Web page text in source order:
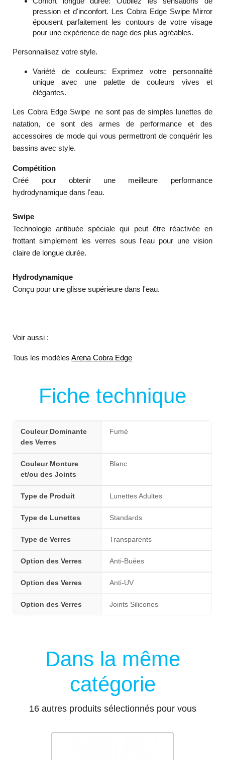
pression et d'inconfort. Les Cobra Edge Swipe Mirror
épousent parfaitement les contours de votre visage
pour une expérience de nage des plus agréables.
Personnalisez votre style.
Variété de couleurs: Exprimez votre personnalité
unique avec une palette de couleurs vives et
élégantes.
Les Cobra Edge Swipe ne sont pas de simples lunettes de
natation, ce sont des armes de performance et des
accessoires de mode qui vous permettront de conquérir les
bassins avec style.
Compétition
Créé pour obtenir une meilleure performance
hydrodynamique dans l'eau.
Swipe
Technologie antibuée spéciale qui peut être réactivée en
frottant simplement les verres sous l'eau pour une vision
claire de longue durée.
Hydrodynamique
Conçu pour une glisse supérieure dans l'eau.
Voir aussi :
Tous les modèlesArena Cobra Edge
Fiche technique
Couleur Dominante
des Verres
Fumé
Couleur Monture
et/ou des Joints
Blanc
Type de Produit Lunettes Adultes
Type de Lunettes Standards
Type de Verres Transparents
Option des Verres Anti-Buées
Option des Verres Anti-UV
Option des Verres Joints Silicones
Dans la même
catégorie
16 autres produits sélectionnés pour vous